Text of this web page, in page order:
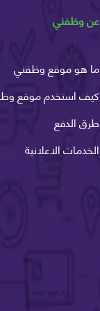
عن وظفني
ما هو موقع وظفني
كيف استخدم موقع
طرق الدفع
الخدمات الاعلانية